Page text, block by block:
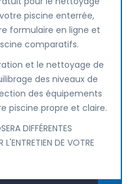
piscine enterrée,
formulaire en ligne et
comparatifs.
et le nettoyage de
des niveaux de
des équipements
piscine propre et claire.
DIFFÉRENTES
DE VOTRE